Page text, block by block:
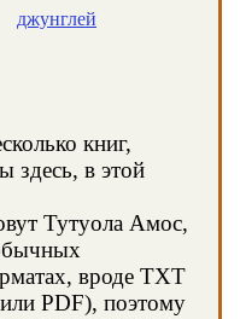
джунглей
книг,
здесь, в этой
Тутуола Амос,
вроде TXT
PDF), поэтому